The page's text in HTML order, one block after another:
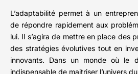
L’adaptabilité permet à un
de répondre rapidement aux
lui. Il s’agira de mettre en place des
des stratégies évolutives tout en
innovants. Dans un monde où
indispensable de maitriser l’univers